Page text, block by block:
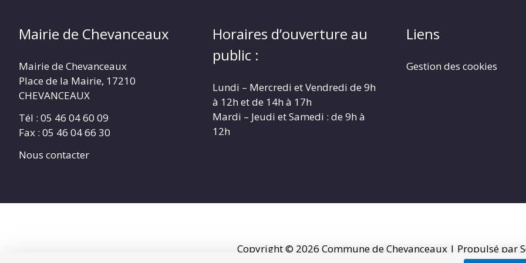
Mairie de Chevanceaux
Mairie de Chevanceaux
Place de la Mairie, 17210
CHEVANCEAUX
Tél : 05 46 04 60 09
Fax : 05 46 04 66 30
Nous contacter
Horaires d’ouverture au
public :
Lundi – Mercredi et Vendredi de 9h
à 12h et de 14h à 17h
Mardi – Jeudi et Samedi : de 9h à
12h
Liens
Gestion des cookies
Copyright © 2026Commune de Chevanceaux| Propulsé par